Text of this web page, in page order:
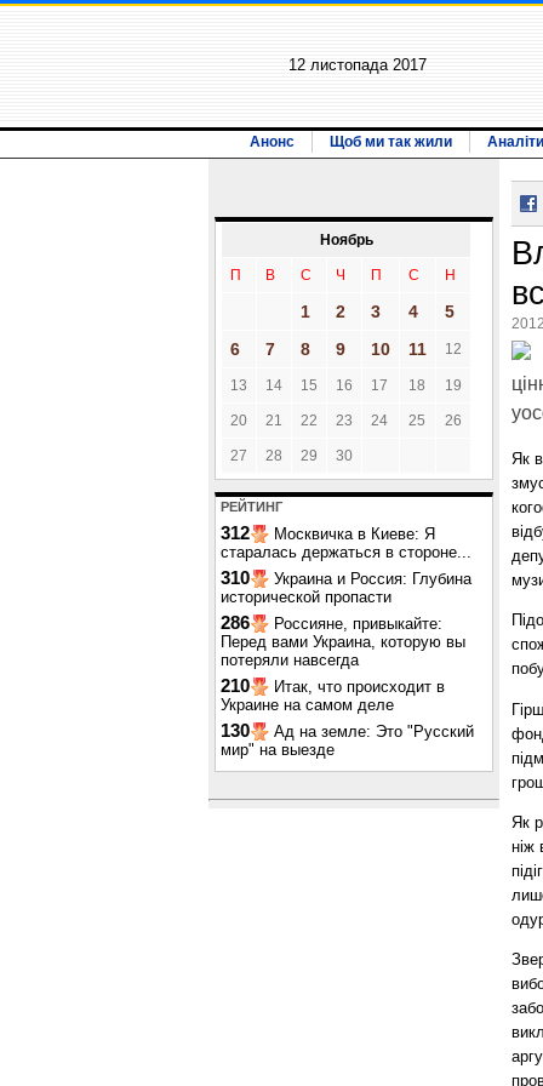
12 листопада 2017
Анонс Щоб ми так жили
Ноябрь
П В С Ч П С Н
1 2 3 4
5
6
7 8 9 10 11 12
13 14 15 16 17 18 19
20 21 22 23 24 25 26
27 28 29 30
РЕЙТИНГ
312
Москвичка в Киеве: Я
старалась держаться в стороне...
310
Украина и Россия: Глубина
исторической пропасти
286
Россияне, привыкайте:
Перед вами Украина, которую вы
потеряли навсегда
210
Итак, что происходит в
Украине на самом деле
130
Ад на земле: Это "Русский
мир" на выезде
Як
Як
ніж